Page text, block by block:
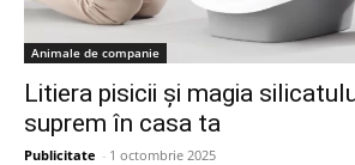
Animale de companie
Litiera pisicii și magia
suprem în casa ta
Publicitate - 1 octombrie 2025